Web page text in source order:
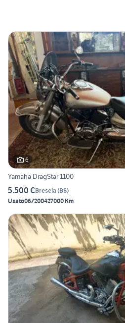
6
Yamaha DragStar 1100
5.500 €Brescia (BS)
Usato06/200427000 Km